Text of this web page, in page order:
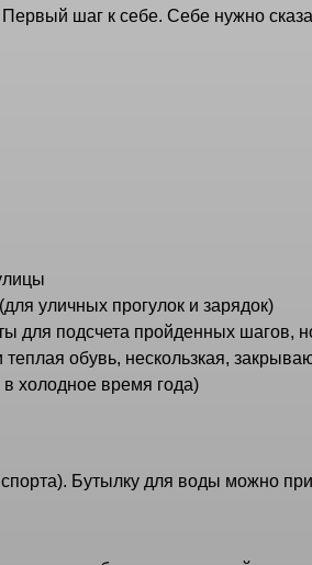
шаг к себе. Себе нужно
уличных прогулок и зарядок)
подсчета пройденных шагов,
обувь, нескользкая,
в холодное время года)
Бутылку для воды можно